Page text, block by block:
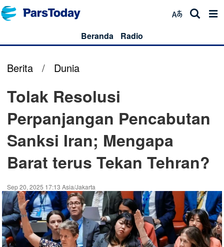
Beranda Radio
Berita / Dunia
Tolak Resolusi
Perpanjangan Pencabutan
Sanksi Iran; Mengapa
Barat terus Tekan Tehran?
Sep 20, 2025 17:13 Asia/Jakarta